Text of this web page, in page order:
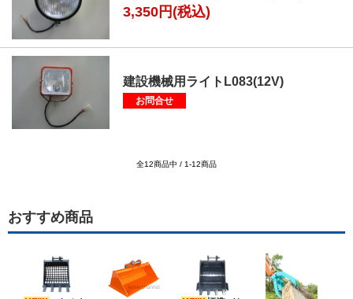
3,350円(税込)
建設機械用ライトL083(12V)
お問合せ
全12商品中 / 1-12商品
おすすめ商品